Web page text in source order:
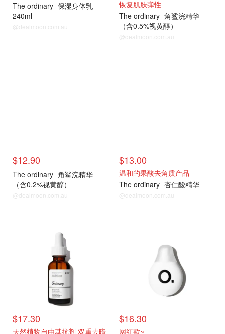
The ordinary 保湿身体乳
240ml
@dealmoon.com.au
恢复肌肤弹性
The ordinary 角鲨浣精华
（含0.5%视黄醇）
@dealmoon.com.au
$12.90
The ordinary 角鲨浣精华
（含0.2%视黄醇）
@dealmoon.com.au
$13.00
温和的果酸去角质产品
The ordinary 杏仁酸精华
@dealmoon.com.au
$17.30
天然植物自由基抗剂 双重去暗
$16.30
网红款~